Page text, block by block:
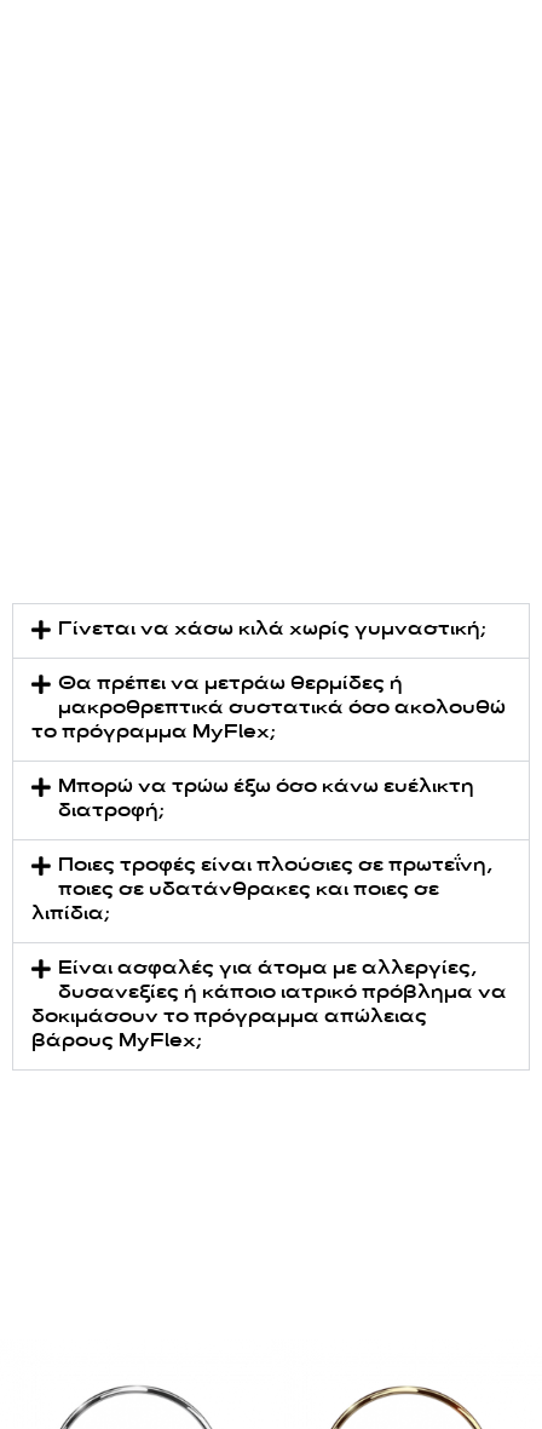
Γίνεται να χάσω κιλά χωρίς γυμναστική;
Θα πρέπει να μετράω θερμίδες ή
μακροθρεπτικά συστατικά όσο ακολουθώ
το πρόγραμμα MyFlex;
Μπορώ να τρώω έξω όσο κάνω ευέλικτη
διατροφή;
Ποιες τροφές είναι πλούσιες σε πρωτεΐνη,
ποιες σε υδατάνθρακες και ποιες σε
λιπίδια;
Είναι ασφαλές για άτομα με αλλεργίες,
δυσανεξίες ή κάποιο ιατρικό πρόβλημα να
δοκιμάσουν το πρόγραμμα απώλειας
βάρους MyFlex;